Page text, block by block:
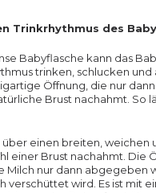
Trinkrhythmus des
Babyflasche kann das
trinken, schlucken und
Öffnung, die nur
Brust nachahmt. So
einen breiten, weichen
einer Brust nachahmt. Die
Milch nur dann abgegeben
verschüttet wird. Es ist mit